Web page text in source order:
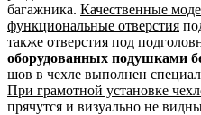
багажника. Качественные
функциональные отверстия
также отверстия под
оборудованных подушками
шов в чехле выполнен
При грамотной установке
прячутся и визуально не